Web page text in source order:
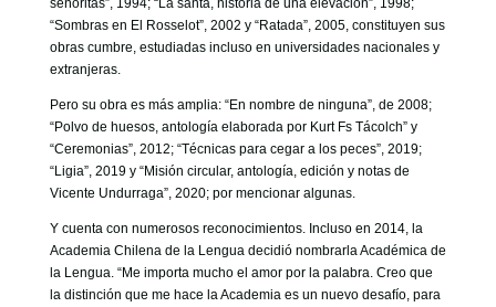
“Sombras en El Rosselot”, 2002 y “Ratada”, 2005, constituyen sus
obras cumbre, estudiadas incluso en universidades nacionales y
extranjeras.
Pero su obra es más amplia: “En nombre de ninguna”, de 2008;
“Polvo de huesos, antología elaborada por Kurt Fs Tácolch” y
“Ceremonias”, 2012; “Técnicas para cegar a los peces”, 2019;
“Ligia”, 2019 y “Misión circular, antología, edición y notas de
Vicente Undurraga”, 2020; por mencionar algunas.
Y cuenta con numerosos reconocimientos. Incluso en 2014, la
Academia Chilena de la Lengua decidió nombrarla Académica de
la Lengua. “Me importa mucho el amor por la palabra. Creo que
la distinción que me hace la Academia es un nuevo desafío, para